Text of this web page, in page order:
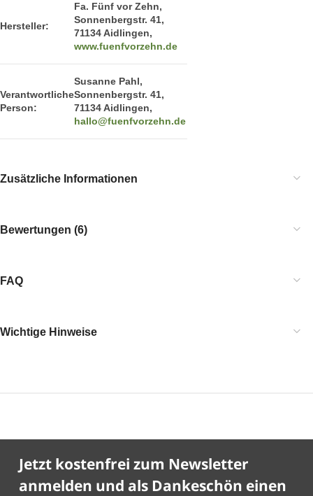
Hersteller:
Fa. Fünf vor Zehn,
Sonnenbergstr. 41,
71134 Aidlingen,
www.fuenfvorzehn.de
Verantwortliche
Person:
Susanne Pahl,
Sonnenbergstr. 41,
71134 Aidlingen,
hallo@fuenfvorzehn.de
Zusätzliche Informationen
Bewertungen (6)
FAQ
Wichtige Hinweise
Jetzt kostenfrei zum Newsletter
anmelden und als Dankeschön einen